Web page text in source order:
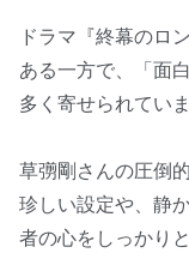
ドラマ『終幕のロ
ある一方で、「面
多く寄せられていま
草彅剛さんの圧倒
珍しい設定や、静
者の心をしっかり